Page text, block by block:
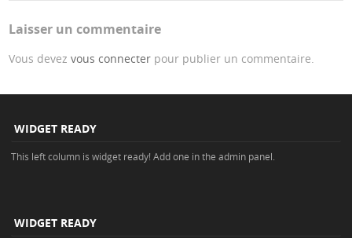
Laisser un commentaire
Vous devezvous connecter pour publier un commentaire.
WIDGET READY
This left column is widget ready! Add one in the admin panel.
WIDGET READY